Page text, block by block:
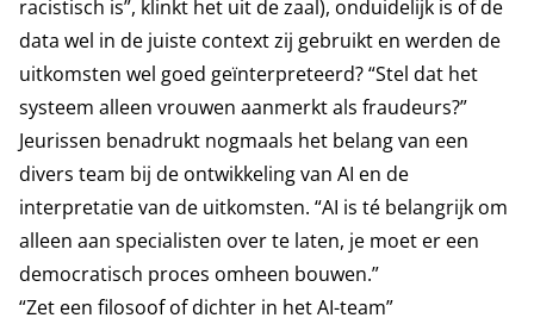
racistisch is”, klinkt het uit de zaal), onduidelijk is of de
data wel in de juiste context zij gebruikt en werden de
uitkomsten wel goed geïnterpreteerd? “Stel dat het
systeem alleen vrouwen aanmerkt als fraudeurs?”
Jeurissen benadrukt nogmaals het belang van een
divers team bij de ontwikkeling van AI en de
interpretatie van de uitkomsten. “AI is té belangrijk om
alleen aan specialisten over te laten, je moet er een
democratisch proces omheen bouwen.”
“Zet een filosoof of dichter in het AI-team”